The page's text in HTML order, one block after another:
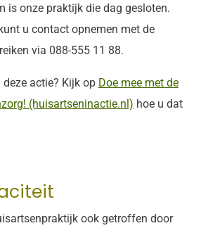
is onze praktijk die dag gesloten.
u contact opnemen met de
via 088-555 11 88.
actie? Kijk op Doe mee met de
(huisartseninactie.nl) hoe u dat
ook getroffen door